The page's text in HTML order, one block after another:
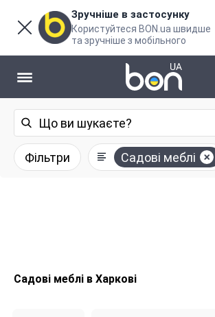
Зручніше в застосунку
Користуйтеся BON.ua швидше
та зручніше з мобільного
Фільтри Садові меблі
Садові меблі в Харкові